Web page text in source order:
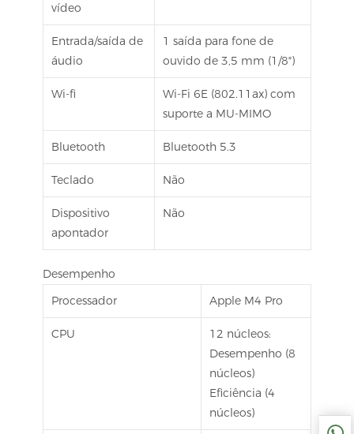
vídeo
Entrada/saída de
áudio
1 saída para fone de
ouvido de 3,5 mm (1/8″)
Wi-fi
Wi-Fi 6E (802.11ax) com
suporte a MU-MIMO
Bluetooth Bluetooth 5.3
Teclado Não
Dispositivo
apontador
Não
Desempenho
Processador
Apple M4 Pro
CPU
12 núcleos:
Desempenho (8
núcleos)
Eficiência (4
núcleos)